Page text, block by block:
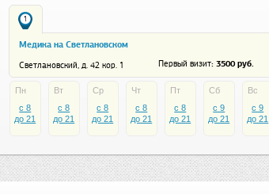
1
Медика на Светлановском
Светлановский, д. 42 кор. 1 Первый визит: 3500 руб.
Пн
c 8
до 21
Вт
c 8
до 21
Ср
c 8
до 21
Чт
c 8
до 21
Пт
c 8
до 21
Сб
c 9
до 21
Вс
c 9
до 21